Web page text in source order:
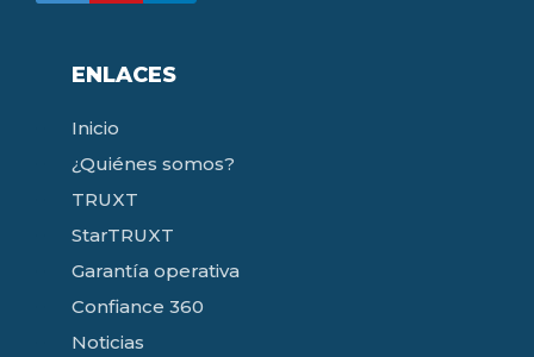
ENLACES
Inicio
¿Quiénes somos?
TRUXT
StarTRUXT
Garantía operativa
Confiance 360
Noticias